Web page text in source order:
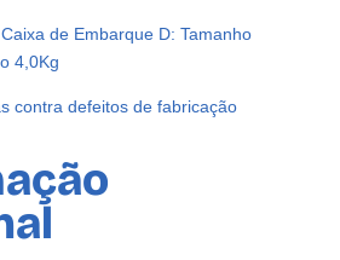
de Embarque D: Tamanho
4,0Kg
contra defeitos de fabricação